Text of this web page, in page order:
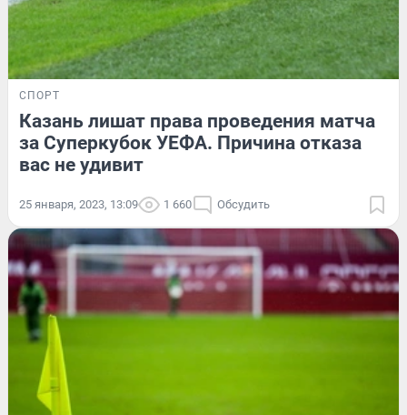
СПОРТ
Казань лишат права проведения матча
за Суперкубок УЕФА. Причина отказа
вас не удивит
25 января, 2023, 13:09 1 660 Обсудить